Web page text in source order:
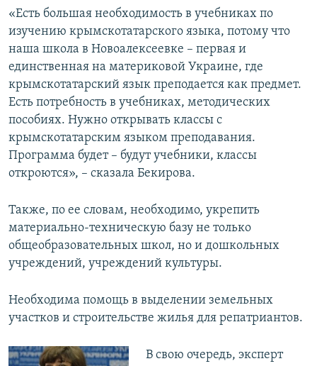
«Есть большая необходимость в учебниках по
изучению крымскотатарского языка, потому что
наша школа в Новоалексеевке – первая и
единственная на материковой Украине, где
крымскотатарский язык преподается как предмет.
Есть потребность в учебниках, методических
пособиях. Нужно открывать классы с
крымскотатарским языком преподавания.
Программа будет – будут учебники, классы
откроются», – сказала Бекирова.
Также, по ее словам, необходимо, укрепить
материально-техническую базу не только
общеобразовательных школ, но и дошкольных
учреждений, учреждений культуры.
Необходима помощь в выделении земельных
участков и строительстве жилья для репатриантов.
В свою очередь, эксперт